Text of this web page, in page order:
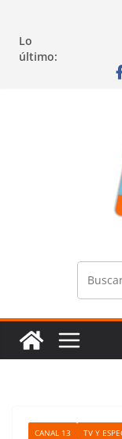
contenido
navegación
contenido
Lo
último:
CANAL 13 TV Y